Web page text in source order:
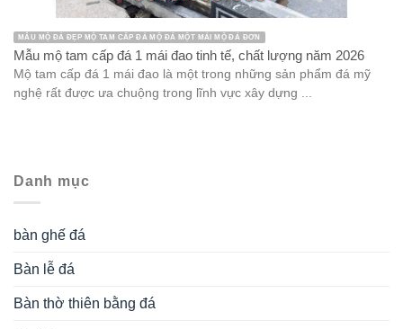
MẪU MỘ ĐÁ ĐẸP MỘ TAM CẤP ĐÁ MỘ ĐÁ MỘT MÁI MỘ ĐÁ ĐƠN
Mẫu mộ tam cấp đá 1 mái đao tinh tế, chất lượng năm 2026
Mộ tam cấp đá 1 mái đao là một trong những sản phẩm đá mỹ
nghệ rất được ưa chuộng trong lĩnh vực xây dựng ...
Danh mục
bàn ghế đá
Bàn lễ đá
Bàn thờ thiên bằng đá